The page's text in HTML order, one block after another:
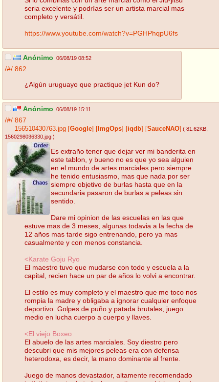
seria excelente y podrías ser un artista marcial mas
completo y versátil.
https://www.youtube.com/watch?v=PGHPhqpU6fs
Anónimo 06/08/19 08:52
/#/ 862
¿Algún uruguayo que practique jet Kun do?
Anónimo 06/08/19 15:11
/#/ 867
156510430763.jpg Google ImgOps iqdb SauceNAO ( 81.62KB
1560298036330.jpg )
Es extraño tener que dejar ver mi banderita en
este tablon, y bueno no es que yo sea alguien
en el mundo de artes marciales pero siempre
he tenido entusiasmo, mas que nada por ser
siempre objetivo de burlas hasta que en la
secundaria pasaron de burlas a peleas sin
sentido.
Dare mi opinion de las escuelas en las que
estuve mas de 3 meses, algunas todavia a la fecha de
12 años mas tarde sigo entrenando, pero ya mas
casualmente y con menos constancia.
<Karate Goju Ryo
El maestro tuvo que mudarse con todo y escuela a la
capital, recien hace un par de años lo volvi a encontrar.
El estilo es muy completo y el maestro que me toco nos
rompia la madre y obligaba a ignorar cualquier enfoque
deportivo. Golpes de puño y patada brutales, juego
medio en lucha cuerpo a cuerpo y llaves.
<El viejo Boxeo
El abuelo de las artes marciales. Soy diestro pero
descubri que mis mejores peleas era con defensa
heterodoxa, es decir, la mano dominante al frente.
Juego de manos devastador, altamente recomendado